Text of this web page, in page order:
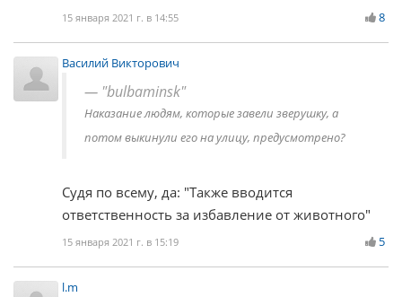
15 января 2021 г. в 14:55 8
Василий Викторович
"bulbaminsk"
Наказание людям, которые завели зверушку, а
потом выкинули его на улицу, предусмотрено?
Судя по всему, да: "Также вводится
ответственность за избавление от животного"
15 января 2021 г. в 15:19 5
l.m